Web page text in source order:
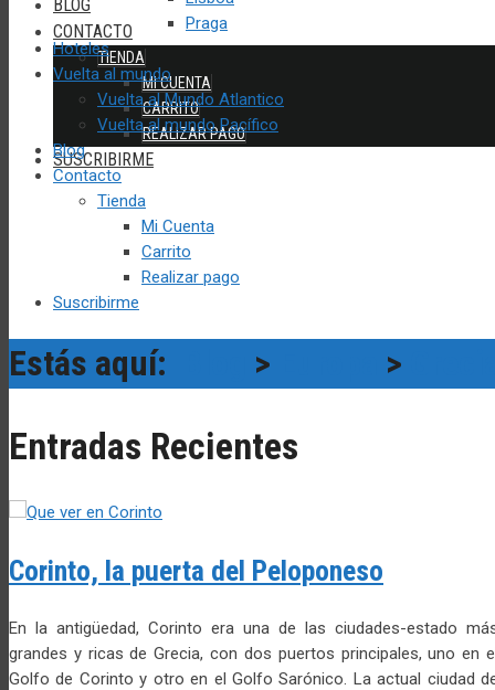
BLOG
CONTACTO
TIENDA
MI CUENTA
CARRITO
REALIZAR PAGO
SUSCRIBIRME
Praga
Hoteles
Vuelta al mundo
Vuelta al Mundo Atlantico
Vuelta al mundo Pacífico
Blog
Contacto
Tienda
Mi Cuenta
Carrito
Realizar pago
Suscribirme
Estás aquí: > >
Entradas Recientes
Corinto, la puerta del Peloponeso
En la antigüedad, Corinto era una de las ciudades-estado
grandes y ricas de Grecia, con dos puertos principales, uno en
Golfo de Corinto y otro en el Golfo Sarónico. La actual ciudad